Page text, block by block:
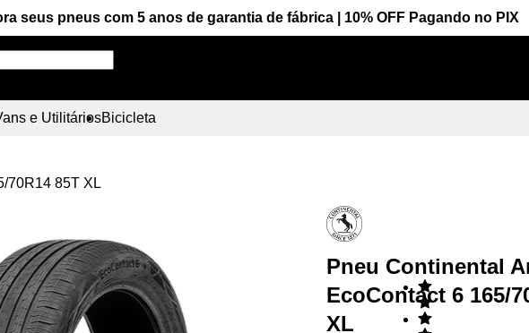
seus pneus com 5 anos de garantia de fábrica | 10% OFF Pagando no PIX
e UtilitáriosBicicleta
70R14 85T XL
Pneu Continental
EcoContact 6 165/
XL